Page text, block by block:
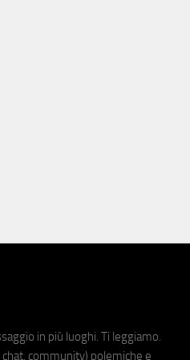
in più luoghi. Ti leggiamo.
community) polemiche e